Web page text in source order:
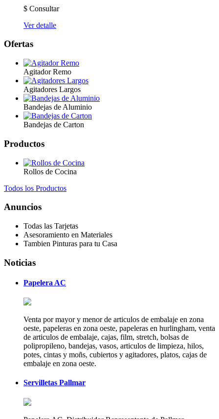
$ Consultar
Ver detalle
Ofertas
Agitador Remo
Agitadores Largos
Bandejas de Aluminio
Bandejas de Carton
Productos
Rollos de Cocina
Todos los Productos
Anuncios
Todas las Tarjetas
Asesoramiento en Materiales
Tambien Pinturas para tu Casa
Noticias
Papelera AC
Venta por mayor y menor de articulos de embalaje en zona
oeste, papeleras en zona oeste, papeleras en hurlingham, venta
de articulos de embalaje, cajas, film, stretch, bolsas de
polipropileno, bandejas, vasos, articulos de limpieza, hilos,
potes, cintas y moñs, cubiertos y agitadores, platos, cajas de
embalaje en zona oeste.
Servilletas Pallmar